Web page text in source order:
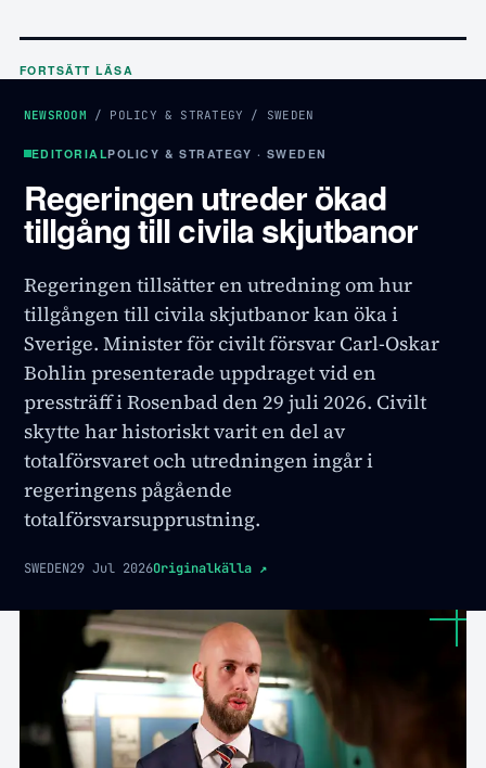
FORTSÄTT LÄSA
NEWSROOM / POLICY & STRATEGY / SWEDEN
EDITORIALPOLICY & STRATEGY · SWEDEN
Regeringen utreder ökad
tillgång till civila skjutbanor
Regeringen tillsätter en utredning om hur
tillgången till civila skjutbanor kan öka i
Sverige. Minister för civilt försvar Carl-Oskar
Bohlin presenterade uppdraget vid en
pressträff i Rosenbad den 29 juli 2026. Civilt
skytte har historiskt varit en del av
totalförsvaret och utredningen ingår i
regeringens pågående
totalförsvarsupprustning.
SWEDEN29 Jul 2026Originalkälla ↗